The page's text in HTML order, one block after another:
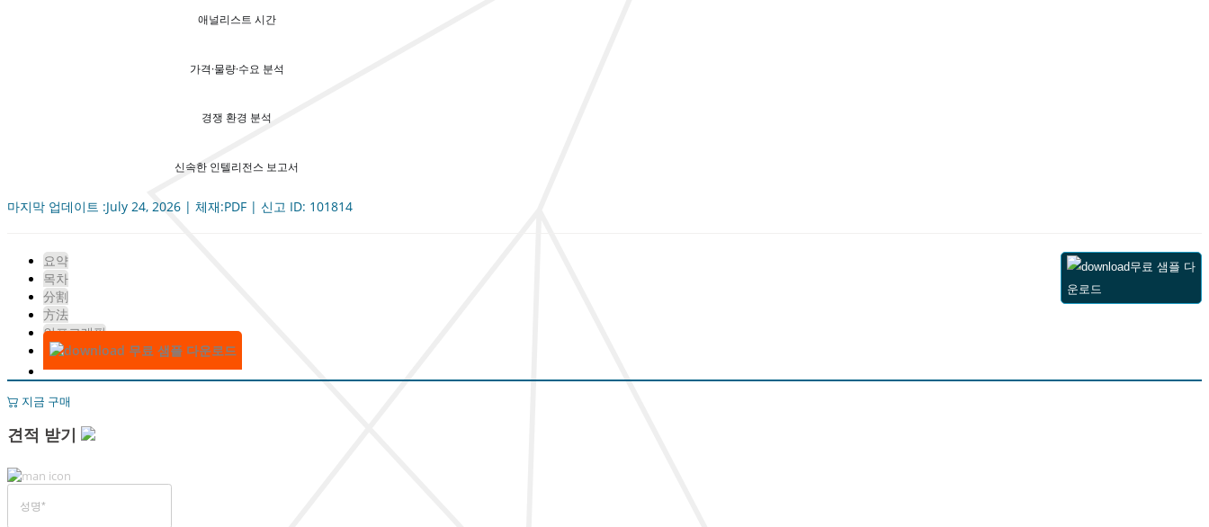
애널리스트 시간
가격·물량·수요 분석
경쟁 환경 분석
신속한 인텔리전스 보고서
마지막 업데이트 :July 24, 2026 | 체재:PDF | 신고 ID: 101814
요약
목차
分割
方法
인포그래픽
무료 샘플 다운로드
무료 샘플 다
운로드
지금 구매
견적 받기